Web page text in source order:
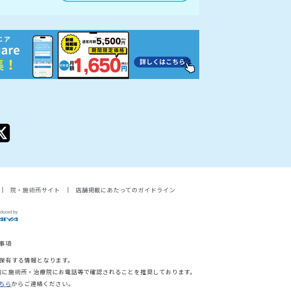
院・施術所サイト 店舗掲載にあたってのガイドライン
項
する情報となります。
術所・治療院にお電話等で確認されることを推奨しております。
らからご連絡ください。